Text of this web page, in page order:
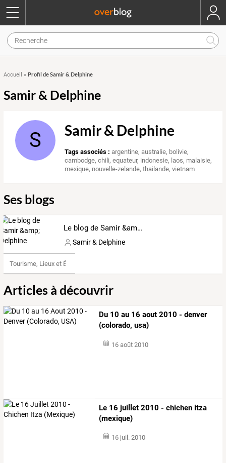
Accueil » Profil de Samir & Delphine
Samir & Delphine
S Samir & Delphine
Tags associés : argentine,australie, bolivie,
cambodge,chili,equateur, indonesie, laos, malaisie,
mexique, nouvelle-zelande,thailande,vietnam
Ses blogs
Le blog de Samir &amp; Delphine
Samir & Delphine
Tourisme, Lieux et Événements
Articles à découvrir
Du 10 au 16 aout 2010 - denver
(colorado, usa)
16 août 2010
Le 16 juillet 2010 - chichen itza
(mexique)
16 juil. 2010